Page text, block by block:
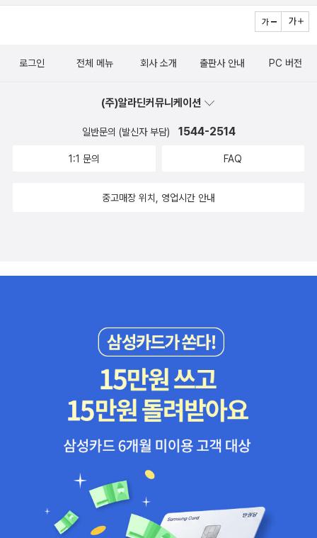
로그인 전체 메뉴 회사 소개 출판사 안내 PC 버전
(주)알라딘커뮤니케이션
일반문의 (발신자 부담) 1544-2514
1:1 문의 FAQ
중고매장 위치, 영업시간 안내